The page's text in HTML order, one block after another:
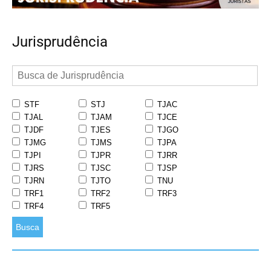
Jurisprudência
STF STJ
TJAC
TJAL
TJAM
TJCE
TJDF
TJES
TJGO
TJMG
TJMS
TJPA
TJPI
TJPR
TJRR
TJRS
TJSC
TJSP
TJRN
TJTO
TNU
TRF1
TRF2
TRF3
TRF4
TRF5
Busca